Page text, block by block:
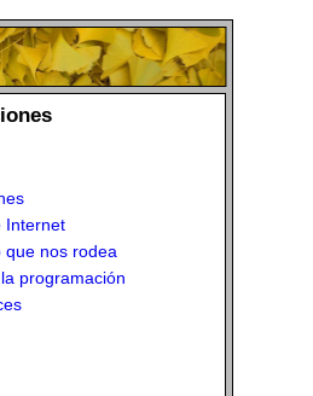
Internet
que nos rodea
programación